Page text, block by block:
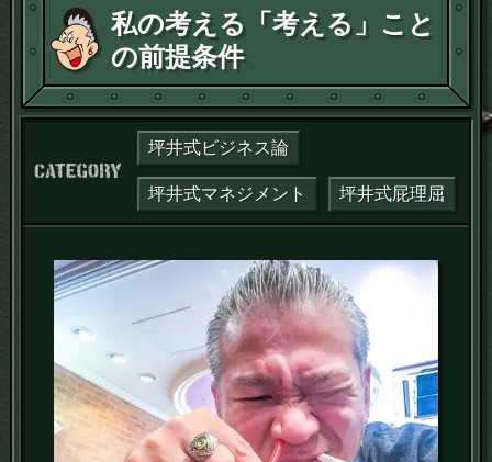
私の考える「考える」こと
の前提条件
カテゴリー：
坪井式ビジネス論
坪井式マネジメント 坪井式屁理屈